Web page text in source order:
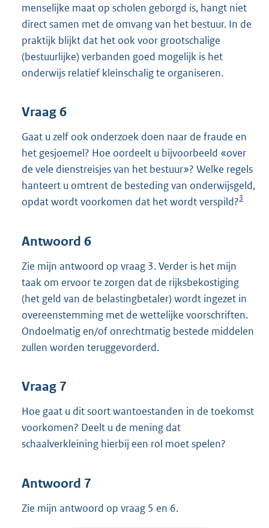
menselijke maat op scholen geborgd is, hangt niet
direct samen met de omvang van het bestuur. In de
praktijk blijkt dat het ook voor grootschalige
(bestuurlijke) verbanden goed mogelijk is het
onderwijs relatief kleinschalig te organiseren.
Vraag 6
Gaat u zelf ook onderzoek doen naar de fraude en
het gesjoemel? Hoe oordeelt u bijvoorbeeld «over
de vele dienstreisjes van het bestuur»? Welke regels
hanteert u omtrent de besteding van onderwijsgeld,
opdat wordt voorkomen dat het wordt verspild?3
Antwoord 6
Zie mijn antwoord op vraag 3. Verder is het mijn
taak om ervoor te zorgen dat de rijksbekostiging
(het geld van de belastingbetaler) wordt ingezet in
overeenstemming met de wettelijke voorschriften.
Ondoelmatig en/of onrechtmatig bestede middelen
zullen worden teruggevorderd.
Vraag 7
Hoe gaat u dit soort wantoestanden in de toekomst
voorkomen? Deelt u de mening dat
schaalverkleining hierbij een rol moet spelen?
Antwoord 7
Zie mijn antwoord op vraag 5 en 6.